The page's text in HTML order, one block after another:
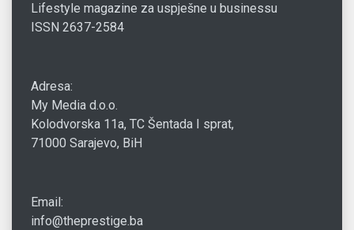
Lifestyle magazine za uspješne u businessu
ISSN 2637-2584
Adresa:
My Media d.o.o.
Kolodvorska 11a, TC Šentada I sprat,
71000 Sarajevo, BiH
Email:
info@theprestige.ba